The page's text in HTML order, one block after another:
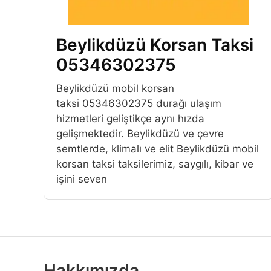
Beylikdüzü Korsan Taksi
05346302375
Beylikdüzü mobil korsan
taksi 05346302375 durağı ulaşım
hizmetleri geliştikçe aynı hızda
gelişmektedir. Beylikdüzü ve çevre
semtlerde, klimalı ve elit Beylikdüzü mobil
korsan taksi taksilerimiz, saygılı, kibar ve
işini seven